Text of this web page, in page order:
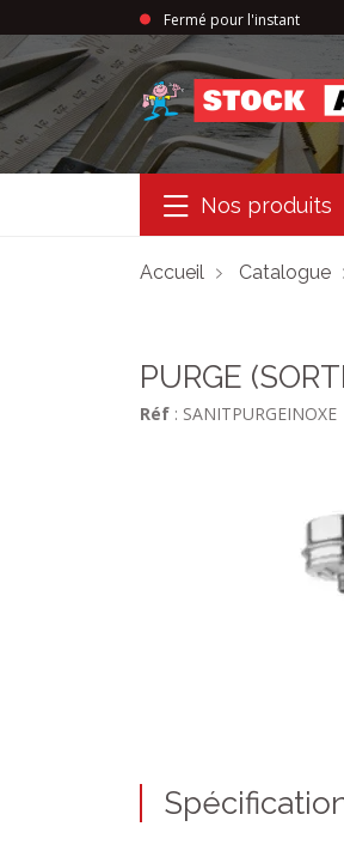
Fermé pour l'instant
StockAth
Nos produits
Accueil Catalogue
PURGE
Réf : SANITPURGEINOXE